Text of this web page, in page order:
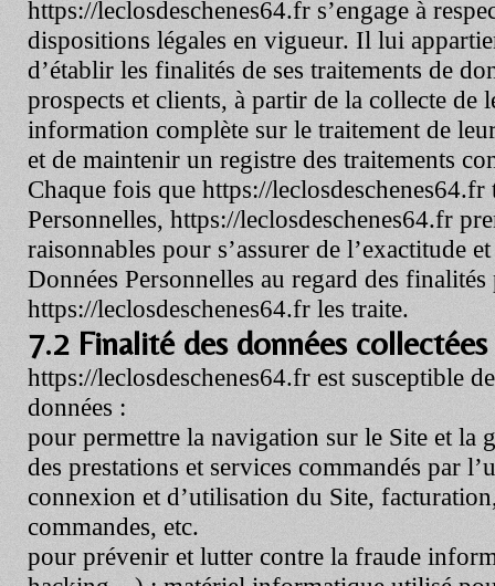
https://leclosdeschenes64.fr s’engage à
dispositions légales en vigueur. Il lui
d’établir les finalités de ses traitements de
prospects et clients, à partir de la collecte de
information complète sur le traitement de
et de maintenir un registre des traitements
Chaque fois que https://leclosdeschenes64.fr
Personnelles, https://leclosdeschenes64.fr
raisonnables pour s’assurer de l’exactitude
Données Personnelles au regard des
https://leclosdeschenes64.fr les traite.
7.2 Finalité des données collectées
https://leclosdeschenes64.fr est susceptible
données :
pour permettre la navigation sur le Site et la
des prestations et services commandés par
connexion et d’utilisation du Site,
commandes, etc.
pour prévenir et lutter contre la fraude